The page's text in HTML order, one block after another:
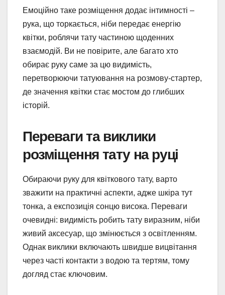
Емоційно таке розміщення додає інтимності –
рука, що торкається, ніби передає енергію
квітки, роблячи тату частиною щоденних
взаємодій. Ви не повірите, але багато хто
обирає руку саме за цю видимість,
перетворюючи татуювання на розмову-стартер,
де значення квітки стає мостом до глибших
історій.
Переваги та виклики
розміщення тату на руці
Обираючи руку для квіткового тату, варто
зважити на практичні аспекти, адже шкіра тут
тонка, а експозиція сонцю висока. Переваги
очевидні: видимість робить тату виразним, ніби
живий аксесуар, що змінюється з освітленням.
Однак виклики включають швидше вицвітання
через часті контакти з водою та тертям, тому
догляд стає ключовим.